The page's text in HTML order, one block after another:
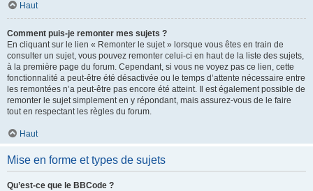
Haut
Comment puis-je remonter mes sujets ?
En cliquant sur le lien « Remonter le sujet » lorsque vous êtes en train de
consulter un sujet, vous pouvez remonter celui-ci en haut de la liste des sujets,
à la première page du forum. Cependant, si vous ne voyez pas ce lien, cette
fonctionnalité a peut-être été désactivée ou le temps d’attente nécessaire entre
les remontées n’a peut-être pas encore été atteint. Il est également possible de
remonter le sujet simplement en y répondant, mais assurez-vous de le faire
tout en respectant les règles du forum.
Haut
Mise en forme et types de sujets
Qu’est-ce que le BBCode ?